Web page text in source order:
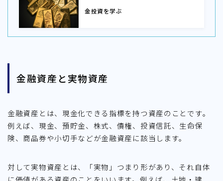
金投資を学ぶ
金融資産と実物資産
金融資産とは、現金化できる指標を持つ資産のことです。
例えば、現金、預貯金、株式、債権、投資信託、生命保
険、商品券や小切手などが金融資産に該当します。
対して実物資産とは、「実物」つまり形があり、それ自体